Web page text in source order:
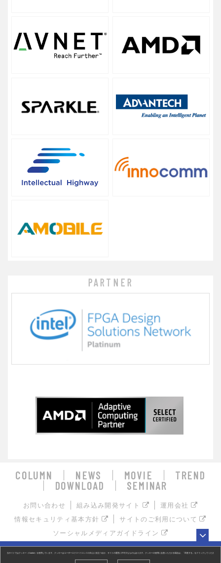
PARTNER
COLUMN NEWS MOVIE
TREND
DOWNLOAD
SEMINAR
お問い合わせ 組み込み開発サイト
運用会社
情報セキュリティ基本方針
サイトのご利用について
ソーシャルメディアガイドライン
お探しの組み込み製品はキーワードで検索！
当サイトではクッキー（Cookie）を使用しています。クッキーはユーザーエクスペリエンスの向上に役立つほか、サイトの運営に不可欠なものもあります。クッキーの使用に合意いただける場合は、「同意する」をクリックしてくださ